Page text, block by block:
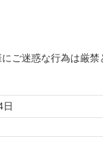
ご迷惑な行為は厳禁
日